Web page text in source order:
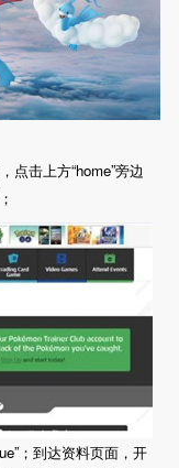
点击上方“home”旁边
；到达资料页面，开